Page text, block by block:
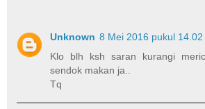
Unknown 8 Mei 2016 pukul 14.02
Klo blh ksh saran kurangi
sendok makan ja..
Tq